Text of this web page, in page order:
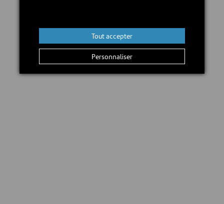
Personnaliser
Tout accepter